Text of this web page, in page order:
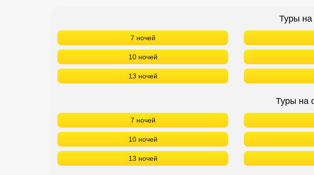
Туры на
7 ночей
10 ночей
13 ночей
Туры на
7 ночей
10 ночей
13 ночей
Сетевые отели Мальдив
Сетевые отели Сейшел
Сетевые отели Маврикия